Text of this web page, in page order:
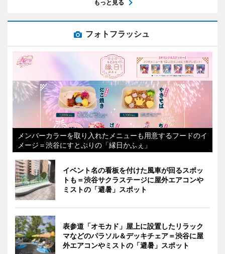
もっと見る
フォトフラッシュ
メンバーカラーを取り入れたメニューも用意するフードのイ
メージ＝渋谷にすとぷりの「縁日かふぇ」
イベント名の看板を付けた風車が回るスポッ
トも＝渋谷サクラステージに屋外エアコンや
ミストの「避暑」スポット
表参道「オモカド」屋上に設置したリラック
マなどのパラソル＆デッキチェア＝渋谷に屋
外エアコンやミストの「避暑」スポット